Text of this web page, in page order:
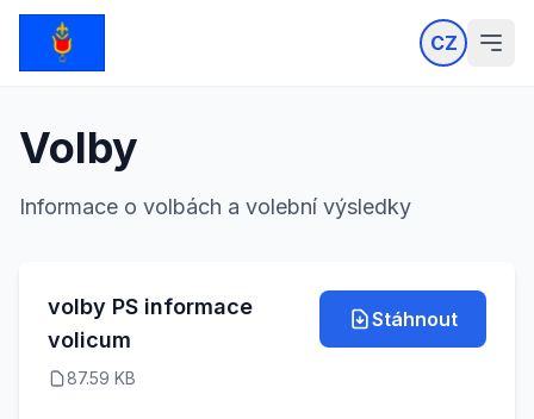
CZ
Volby
Informace o volbách a volební výsledky
volby PS informace
volicum
87.59 KB
Stáhnout